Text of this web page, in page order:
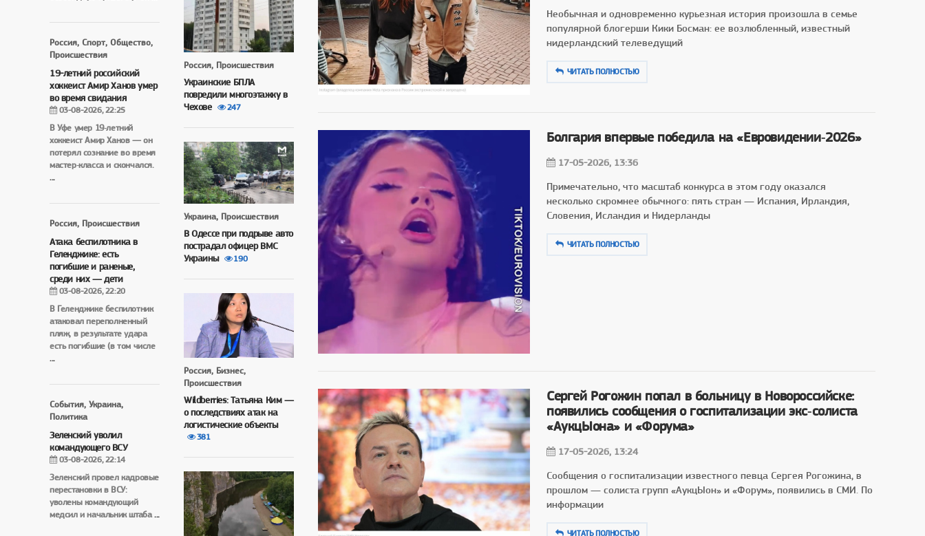
Россия, Спорт, Общество,
Происшествия
19-летний российский
хоккеист Амир Ханов умер
во время свидания
03-08-2026, 22:25
В Уфе умер 19‑летний
хоккеист Амир Ханов — он
потерял сознание во время
мастер‑класса и скончался.
...
Россия, Происшествия
Атака беспилотника в
Геленджике: есть
погибшие и раненые,
среди них — дети
03-08-2026, 22:20
В Геленджике беспилотник
атаковал переполненный
пляж, в результате удара
есть погибшие (в том числе
...
События, Украина,
Политика
Зеленский уволил
командующего ВСУ
03-08-2026, 22:14
Зеленский провел кадровые
перестановки в ВСУ:
уволены командующий
медсил и начальник штаба...
Россия, Происшествия
Украинские БПЛА
повредили многоэтажку в
Чехове
247
Украина, Происшествия
В Одессе при подрыве авто
пострадал офицер ВМС
Украины
190
Россия, Бизнес,
Происшествия
Wildberries: Татьяна Ким —
о последствиях атак на
логистические объекты
381
Необычная и одновременно курьезная история произошла в семье
популярной блогерши Кики Босман: ее возлюбленный, известный
нидерландский телеведущий
ЧИТАТЬ ПОЛНОСТЬЮ
Болгария впервые победила на «Евровидении‑2026»
17-05-2026, 13:36
Примечательно, что масштаб конкурса в этом году оказался
несколько скромнее обычного: пять стран — Испания, Ирландия,
Словения, Исландия и Нидерланды
ЧИТАТЬ ПОЛНОСТЬЮ
Сергей Рогожин попал в больницу в Новороссийске:
появились сообщения о госпитализации экс‑солиста
«АукцЫона» и «Форума»
17-05-2026, 13:24
Сообщения о госпитализации известного певца Сергея Рогожина, в
прошлом — солиста групп «АукцЫон» и «Форум», появились в СМИ. По
информации
ЧИТАТЬ ПОЛНОСТЬЮ